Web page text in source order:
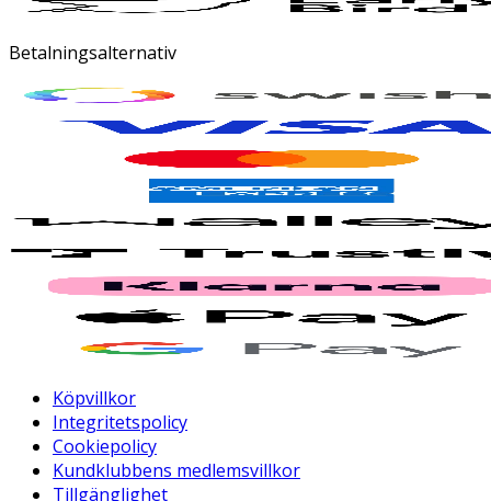
Betalningsalternativ
Köpvillkor
Integritetspolicy
Cookiepolicy
Kundklubbens medlemsvillkor
Tillgänglighet